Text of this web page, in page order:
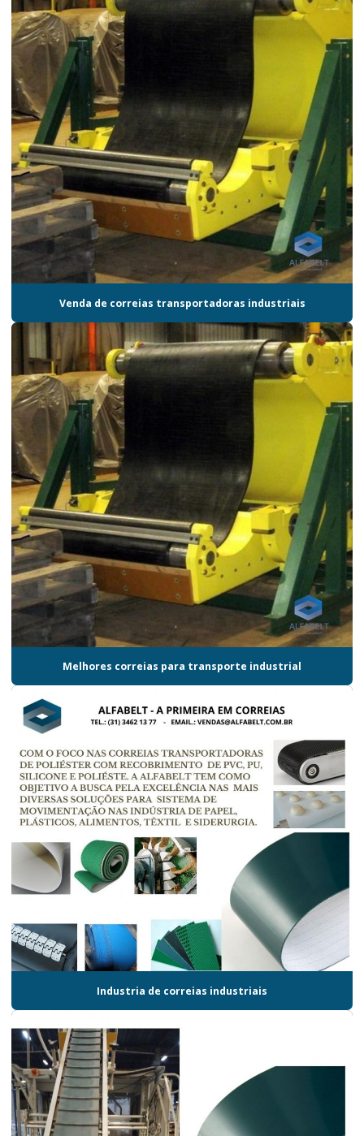
Venda de correias transportadoras industriais
Melhores correias para transporte industrial
Industria de correias industriais